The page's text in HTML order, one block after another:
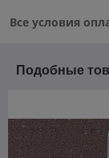
Все условия
Подобные